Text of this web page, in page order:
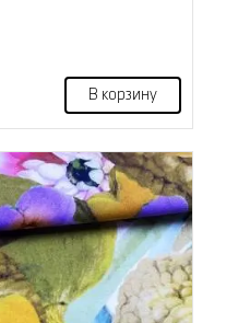
В корзину